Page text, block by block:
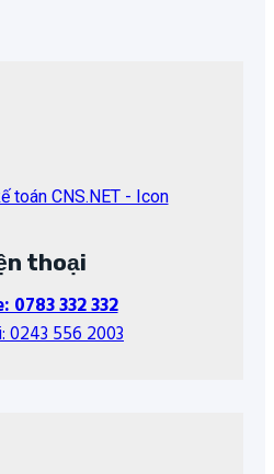
thoại
332 332
0243 556 2003